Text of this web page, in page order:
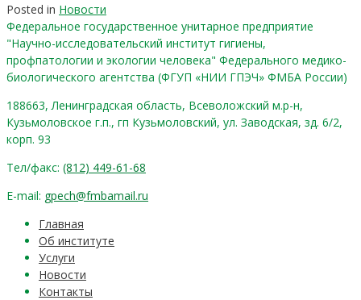
Posted in Новости
Федеральное государственное унитарное предприятие
"Научно-исследовательский институт гигиены,
профпатологии и экологии человека" Федерального медико-
биологического агентства (ФГУП «НИИ ГПЭЧ» ФМБА России)
188663, Ленинградская область, Всеволожский м.р-н,
Кузьмоловское г.п., гп Кузьмоловский, ул. Заводская, зд. 6/2,
корп. 93
Тел/факс: (812) 449-61-68
E-mail: gpech@fmbamail.ru
Главная
Об институте
Услуги
Новости
Контакты